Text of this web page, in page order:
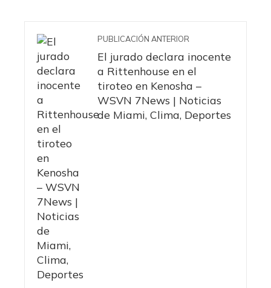
PUBLICACIÓN ANTERIOR
El jurado declara inocente
a Rittenhouse en el
tiroteo en Kenosha –
WSVN 7News | Noticias
de Miami, Clima, Deportes